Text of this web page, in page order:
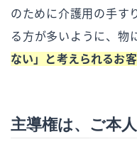
のために介護用の手す
る方が多いように、物
ない」と考えられるお
主導権は、ご本